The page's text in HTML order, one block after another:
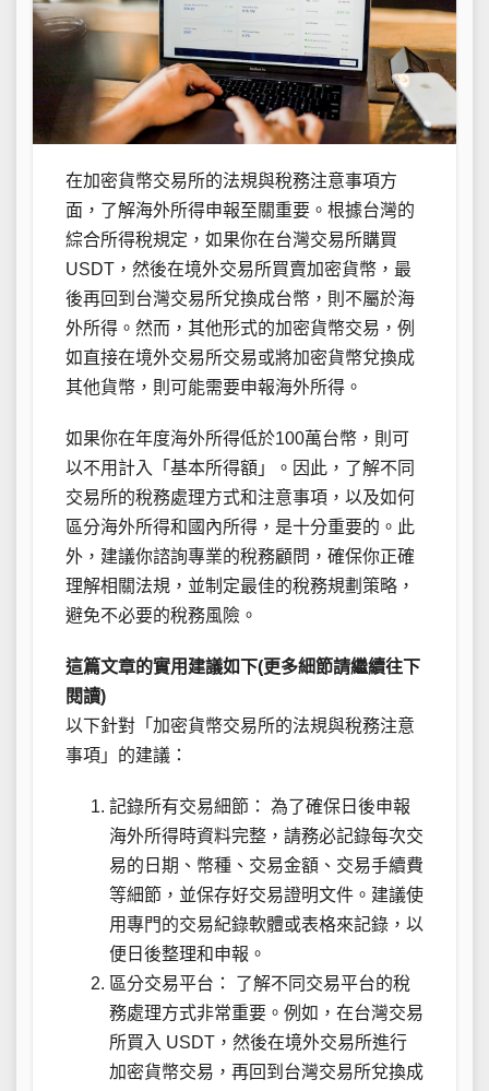
在加密貨幣交易所的法規與稅務注意事項方
面，了解海外所得申報至關重要。根據台灣的
綜合所得稅規定，如果你在台灣交易所購買
USDT，然後在境外交易所買賣加密貨幣，最
後再回到台灣交易所兌換成台幣，則不屬於海
外所得。然而，其他形式的加密貨幣交易，例
如直接在境外交易所交易或將加密貨幣兌換成
其他貨幣，則可能需要申報海外所得。
如果你在年度海外所得低於100萬台幣，則可
以不用計入「基本所得額」。因此，了解不同
交易所的稅務處理方式和注意事項，以及如何
區分海外所得和國內所得，是十分重要的。此
外，建議你諮詢專業的稅務顧問，確保你正確
理解相關法規，並制定最佳的稅務規劃策略，
避免不必要的稅務風險。
這篇文章的實用建議如下(更多細節請繼續往下
閱讀)
以下針對「加密貨幣交易所的法規與稅務注意
事項」的建議：
記錄所有交易細節： 為了確保日後申報
海外所得時資料完整，請務必記錄每次交
易的日期、幣種、交易金額、交易手續費
等細節，並保存好交易證明文件。建議使
用專門的交易紀錄軟體或表格來記錄，以
便日後整理和申報。
區分交易平台： 了解不同交易平台的稅
務處理方式非常重要。例如，在台灣交易
所買入 USDT，然後在境外交易所進行
加密貨幣交易，再回到台灣交易所兌換成